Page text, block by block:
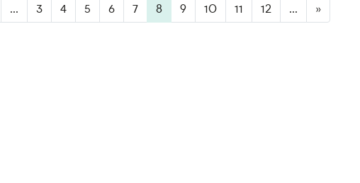
... 3 4 5 6 7 8(active)
9 10 11 12 ... »